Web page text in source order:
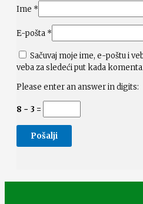
Ime *
E-pošta *
Sačuvaj moje ime, e-poštu i
veba za sledeći put kada
Please enter an answer in digits:
8 − 3 =